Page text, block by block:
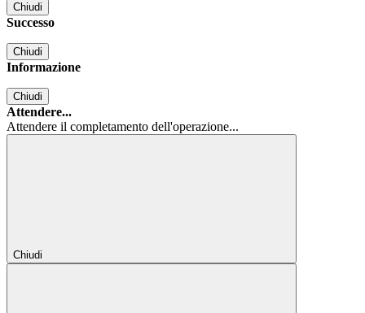
Chiudi
Successo
Chiudi
Informazione
Chiudi
Attendere...
Attendere il completamento dell'operazione...
Chiudi